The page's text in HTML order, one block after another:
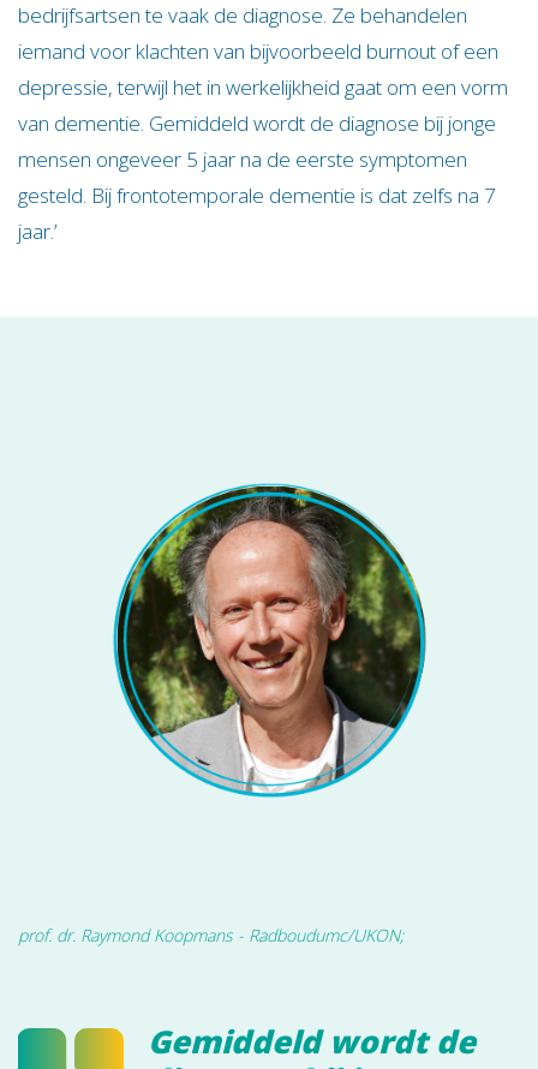
bedrijfsartsen te vaak de diagnose. Ze behandelen
iemand voor klachten van bijvoorbeeld burnout of een
depressie, terwijl het in werkelijkheid gaat om een vorm
van dementie. Gemiddeld wordt de diagnose bij jonge
mensen ongeveer 5 jaar na de eerste symptomen
gesteld. Bij frontotemporale dementie is dat zelfs na 7
jaar.’
prof. dr. Raymond Koopmans - Radboudumc/UKON;
Gemiddeld wordt de